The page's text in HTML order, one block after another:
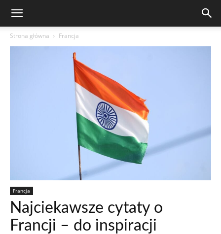
Strona główna Francja
Francja
Najciekawsze cytaty o
Francji – do inspiracji